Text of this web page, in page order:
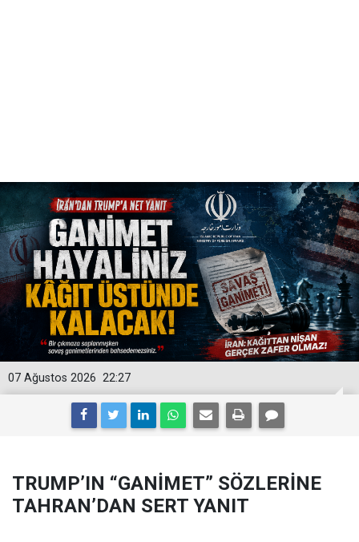
22:27
07 Ağustos 2026
TRUMP’IN “GANİMET” SÖZLERİNE
TAHRAN’DAN SERT YANIT